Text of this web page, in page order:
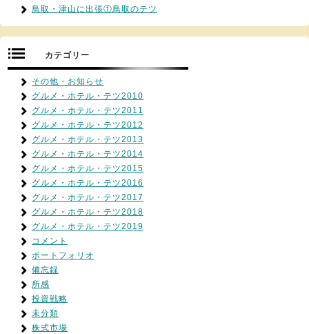
鳥取・津山に出張①鳥取のテツ
カテゴリー
その他・お知らせ
グルメ・ホテル・テツ2010
グルメ・ホテル・テツ2011
グルメ・ホテル・テツ2012
グルメ・ホテル・テツ2013
グルメ・ホテル・テツ2014
グルメ・ホテル・テツ2015
グルメ・ホテル・テツ2016
グルメ・ホテル・テツ2017
グルメ・ホテル・テツ2018
グルメ・ホテル・テツ2019
コメント
ポートフォリオ
備忘録
所感
投資戦略
未分類
株式市場